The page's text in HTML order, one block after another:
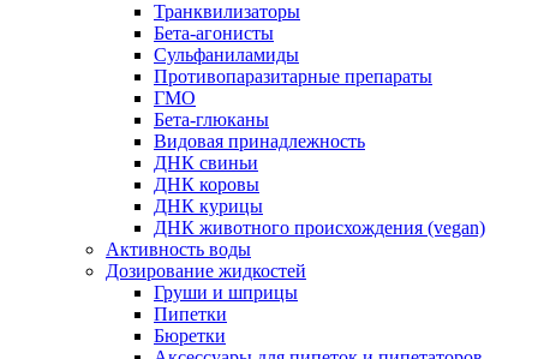
Транквилизаторы
Бета-агонисты
Сульфаниламиды
Противопаразитарные препараты
ГМО
Бета-глюканы
Видовая принадлежность
ДНК свиньи
ДНК коровы
ДНК курицы
ДНК животного происхождения (vegan)
Активность воды
Дозирование жидкостей
Груши и шприцы
Пипетки
Бюретки